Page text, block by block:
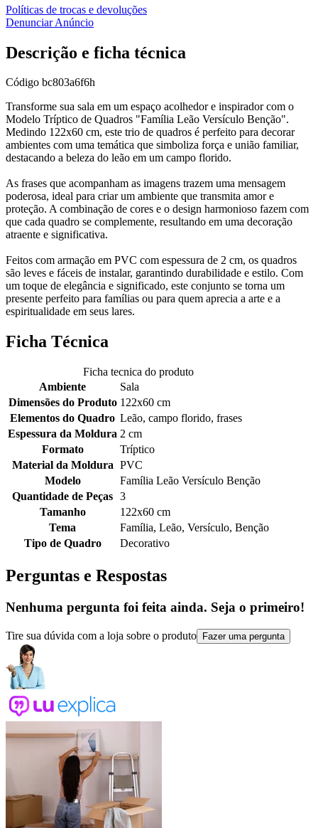
Políticas de trocas e devoluções
Denunciar Anúncio
Descrição e ficha técnica
Código bc803a6f6h
Transforme sua sala em um espaço acolhedor e inspirador com o
Modelo Tríptico de Quadros "Família Leão Versículo Benção".
Medindo 122x60 cm, este trio de quadros é perfeito para decorar
ambientes com uma temática que simboliza força e união familiar,
destacando a beleza do leão em um campo florido.
As frases que acompanham as imagens trazem uma mensagem
poderosa, ideal para criar um ambiente que transmita amor e
proteção. A combinação de cores e o design harmonioso fazem com
que cada quadro se complemente, resultando em uma decoração
atraente e significativa.
Feitos com armação em PVC com espessura de 2 cm, os quadros
são leves e fáceis de instalar, garantindo durabilidade e estilo. Com
um toque de elegância e significado, este conjunto se torna um
presente perfeito para famílias ou para quem aprecia a arte e a
espiritualidade em seus lares.
Ficha Técnica
Ficha tecnica do produto
Ambiente
Sala
Dimensões do Produto 122x60 cm
Elementos do Quadro Leão, campo florido, frases
Espessura da Moldura 2 cm
Formato
Tríptico
Material da Moldura PVC
Modelo
Família Leão Versículo Benção
Quantidade de Peças 3
Tamanho
122x60 cm
Tema
Família, Leão, Versículo, Benção
Tipo de Quadro
Decorativo
Perguntas e Respostas
Nenhuma pergunta foi feita ainda. Seja o primeiro!
Tire sua dúvida com a loja sobre o produto Fazer uma pergunta